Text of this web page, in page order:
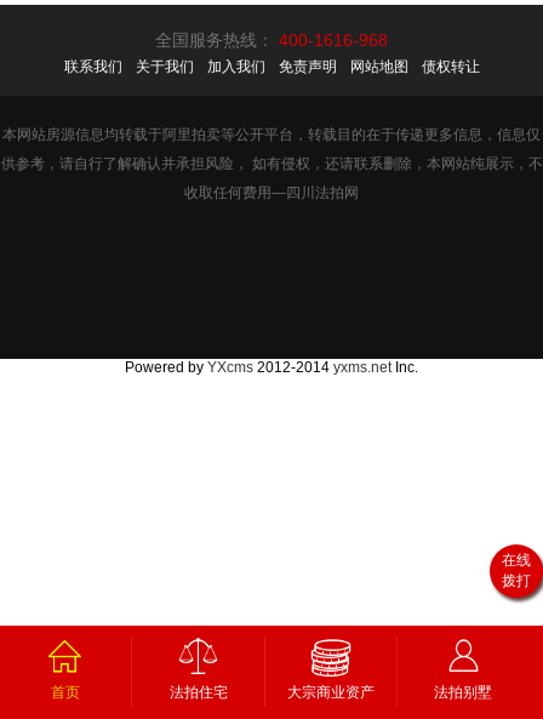
全国服务热线： 400-1616-968
联系我们 关于我们 加入我们 免责声明 网站地图 债权转让
本网站房源信息均转载于阿里拍卖等公开平台，转载目的在于传递更多信息，信息仅
供参考，请自行了解确认并承担风险， 如有侵权，还请联系删除，本网站纯展示，不
收取任何费用—四川法拍网
首页 法拍住宅 大宗商业资产 法拍别墅
在线
拨打
Powered by YXcms 2012-2014 yxms.netInc.